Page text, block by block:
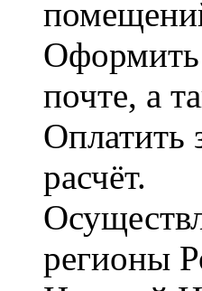
Оформить
почте, а
Оплатить
расчёт.
регионы